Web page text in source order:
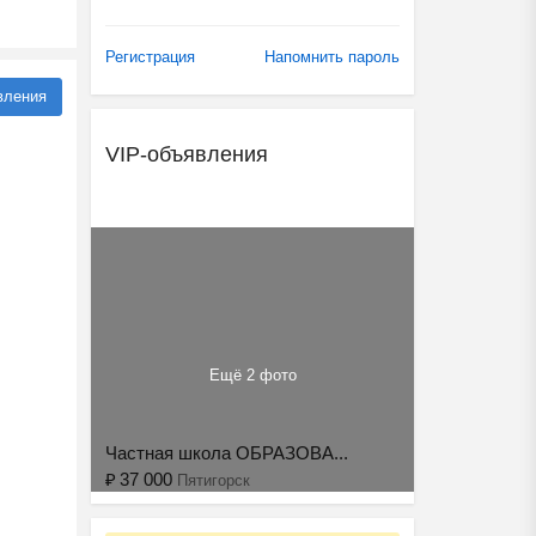
Регистрация Напомнить пароль
VIP-объявления
Ещё 2 фото
Частная школа ОБРАЗОВА...
₽ 37 000 Пятигорск